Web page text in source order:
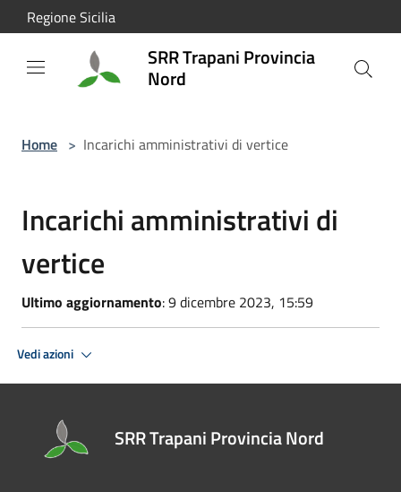
Salta al contenuto principale
Regione Sicilia
SRR Trapani Provincia
Nord
Home > Incarichi amministrativi di vertice
Incarichi amministrativi di
vertice
Ultimo aggiornamento: 9 dicembre 2023, 15:59
Vedi azioni
SRR Trapani Provincia Nord